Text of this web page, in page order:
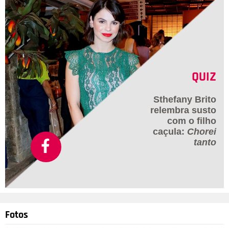
QUIZ
Sthefany Brito
relembra susto
com o filho
caçula: Chorei
tanto
Fotos